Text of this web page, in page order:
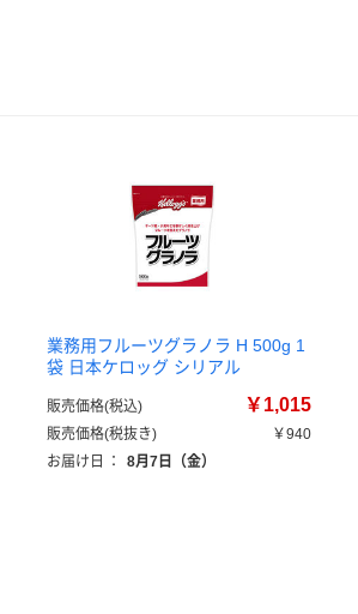
業務用フルーツグラノラ H 500g 1
袋 日本ケロッグ シリアル
販売価格(税込) ￥1,015
販売価格(税抜き)
￥940
お届け日
： 8月7日（金）